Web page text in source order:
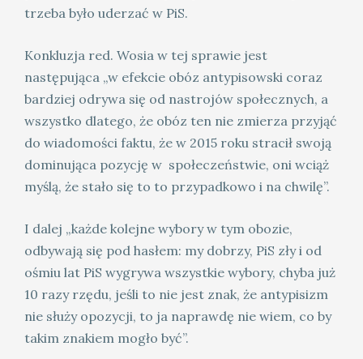
trzeba było uderzać w PiS.
Konkluzja red. Wosia w tej sprawie jest
następująca „w efekcie obóz antypisowski coraz
bardziej odrywa się od nastrojów społecznych, a
wszystko dlatego, że obóz ten nie zmierza przyjąć
do wiadomości faktu, że w 2015 roku stracił swoją
dominująca pozycję w społeczeństwie, oni wciąż
myślą, że stało się to to przypadkowo i na chwilę”.
I dalej „każde kolejne wybory w tym obozie,
odbywają się pod hasłem: my dobrzy, PiS zły i od
ośmiu lat PiS wygrywa wszystkie wybory, chyba już
10 razy rzędu, jeśli to nie jest znak, że antypisizm
nie służy opozycji, to ja naprawdę nie wiem, co by
takim znakiem mogło być”.